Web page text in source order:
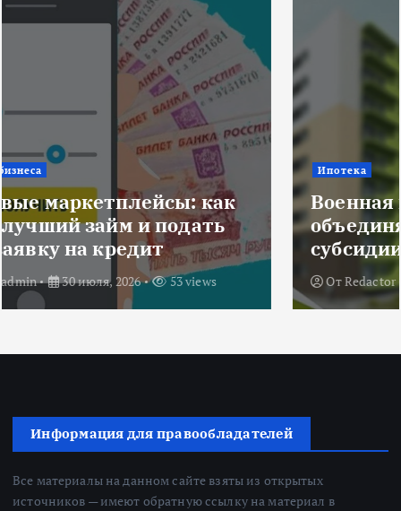
Ипотека
Военная ипотека для семьи:
объединяем все льготы и
субсидии
ОтRedactor 3 июля, 2026
Информация для правообладателей
Все материалы на данном сайте взяты из открытых
источников — имеют обратную ссылку на материал в